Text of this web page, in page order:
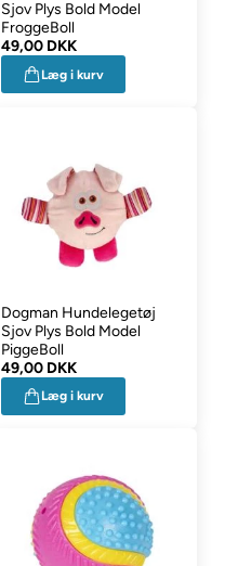
Sjov Plys Bold Model
FroggeBoll
49,00 DKK
Læg i kurv
Dogman Hundelegetøj
Sjov Plys Bold Model
PiggeBoll
49,00 DKK
Læg i kurv